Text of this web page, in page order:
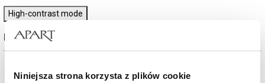
Niniejsza strona korzysta z plików cookie
High-contrast mode
Najczęściej wybierane